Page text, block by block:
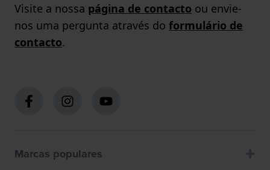
Visite a nossa página de contacto ou envie-
nos uma pergunta através do formulário de
contacto.
Marcas populares